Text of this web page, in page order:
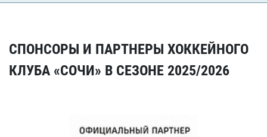
СПОНСОРЫ И ПАРТНЕРЫ ХОККЕЙНОГО
КЛУБА «СОЧИ» В СЕЗОНЕ 2025/2026